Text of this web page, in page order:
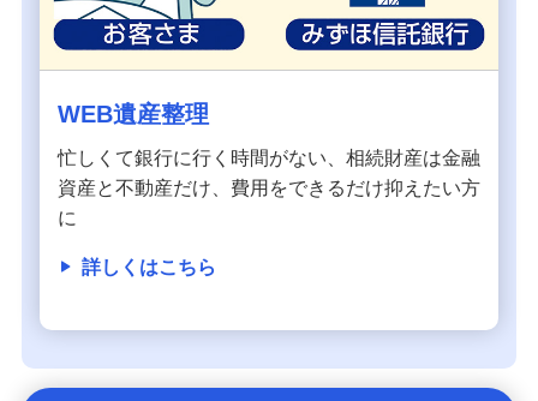
WEB遺産整理
忙しくて銀行に行く時間がない、相続財産は金融
資産と不動産だけ、費用をできるだけ抑えたい方
に
詳しくはこちら